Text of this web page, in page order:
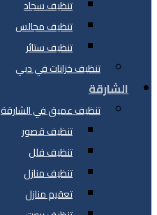
تنظيف سجاد
تنظيف مجالس
تنظيف ستائر
تنظيف خزانات في دبي
الشارقة
تنظيف عميق في الشارقة
تنظيف قصور
تنظيف فلل
تنظيف منازل
تعقيم منازل